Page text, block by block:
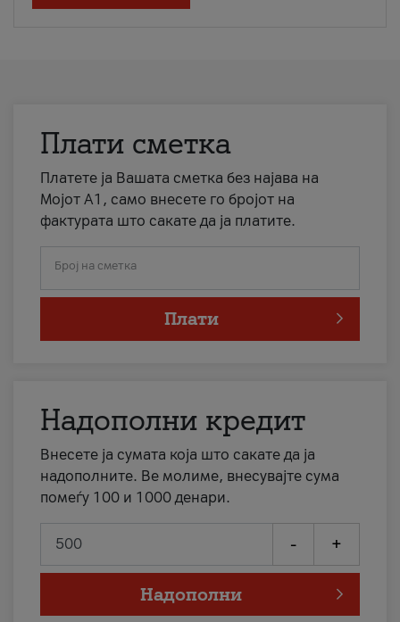
Плати сметка
Платете ја Вашата сметка без најава на
Мојот А1, само внесете го бројот на
фактурата што сакате да ја платите.
Број на сметка
Плати
Надополни кредит
Внесете ја сумата која што сакате да ја
надополните. Ве молиме, внесувајте сума
помеѓу 100 и 1000 денари.
- +
Надополни